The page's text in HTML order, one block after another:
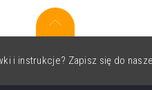
i instrukcje? Zapisz się do